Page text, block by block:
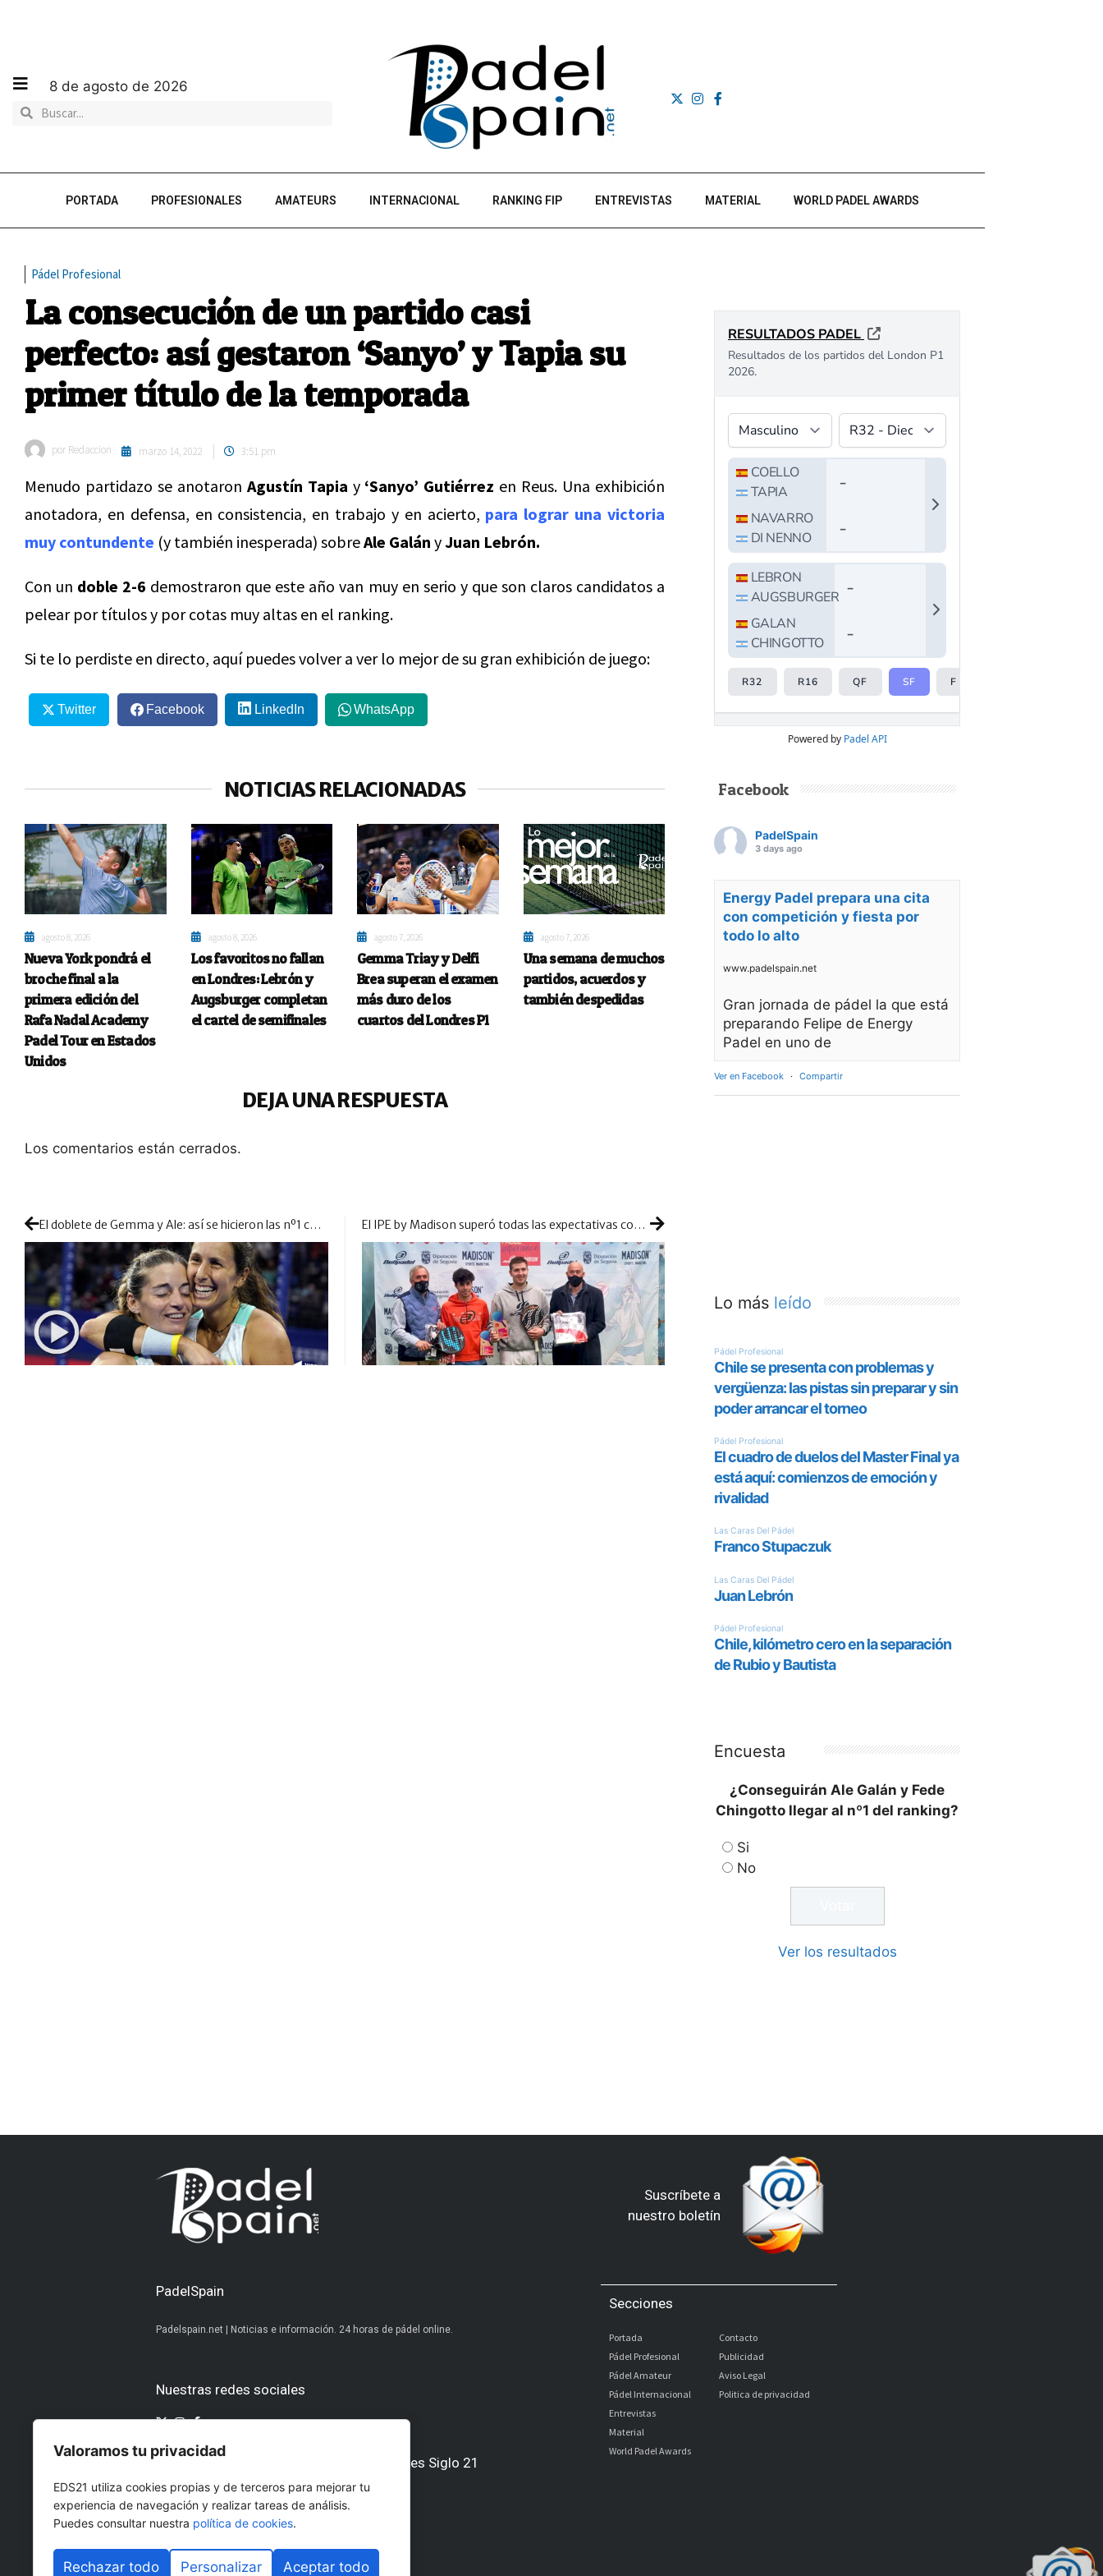
8 de agosto de 2026
PORTADA PROFESIONALES AMATEURS INTERNACIONAL RANKING FIP ENTREVISTAS MATERIAL WORLD PADEL AWARDS
Pádel Profesional
La consecución de un partido casi
perfecto: así gestaron ‘Sanyo’ y Tapia su
primer título de la temporada
por Redaccion marzo 14, 2022 3:51 pm
Menudo partidazo se anotaron Agustín Tapia y ‘Sanyo’ Gutiérrez en Reus. Una exhibición
anotadora, en defensa, en consistencia, en trabajo y en acierto, para lograr una victoria
muy contundente (y también inesperada) sobreAle Galán yJuan Lebrón.
Con un doble 2-6 demostraron que este año van muy en serio y que son claros candidatos a
pelear por títulos y por cotas muy altas en el ranking.
Si te lo perdiste en directo, aquí puedes volver a ver lo mejor de su gran exhibición de juego:
Twitter Facebook LinkedIn WhatsApp
NOTICIAS RELACIONADAS
agosto 8, 2026
Nueva York pondrá el
broche final a la
primera edición del
Rafa Nadal Academy
Padel Tour en Estados
Unidos
agosto 8, 2026
Los favoritos no fallan
en Londres: Lebrón y
Augsburger completan
el cartel de semifinales
agosto 7, 2026
Gemma Triay y Delfi
Brea superan el examen
más duro de los
cuartos del Londres P1
agosto 7, 2026
Una semana de muchos
partidos, acuerdos y
también despedidas
DEJA UNA RESPUESTA
Los comentarios están cerrados.
El doblete de Gemma y Ale: así se hicieron las nº1 con el título de Reus El IPE by Madison superó todas las expectativas con su Master Final
Powered by Padel API
Facebook
PadelSpain
3 days ago
Energy Padel prepara una cita
con competición y fiesta por
todo lo alto
www.padelspain.net
Gran jornada de pádel la que está
preparando Felipe de Energy
Padel en uno de
Ver en Facebook · Compartir
Lo más leído
Encuesta
¿Conseguirán Ale Galán y Fede
Chingotto llegar al nº1 del ranking?
Si
No
Ver los resultados
Suscríbete a
nuestro boletín
PadelSpain
Padelspain.net | Noticias e información. 24 horas de pádel online.
Nuestras redes sociales
Otros medios del Grupo Ediciones Digitales Siglo 21
AltoDirectivo
RRHHDigital
GolfConfidencial
Secciones
Portada
Pádel Profesional
Pádel Amateur
Pádel Internacional
Entrevistas
Material
World Padel Awards
Contacto
Publicidad
Aviso Legal
Politica de privacidad
Valoramos tu privacidad
EDS21 utiliza cookies propias y de terceros para mejorar tu
experiencia de navegación y realizar tareas de análisis.
Puedes consultar nuestra política de cookies.
Rechazar todo Personalizar Aceptar todo